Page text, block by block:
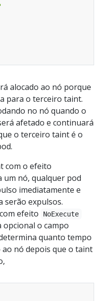
alocado ao nó porque
para o terceiro taint.
no nó quando o
afetado e continuará
o terceiro taint é o
com o efeito
um nó, qualquer pod
imediatamente e
serão expulsos.
efeito
NoExecute
opcional o campo
quanto tempo
nó depois que o taint